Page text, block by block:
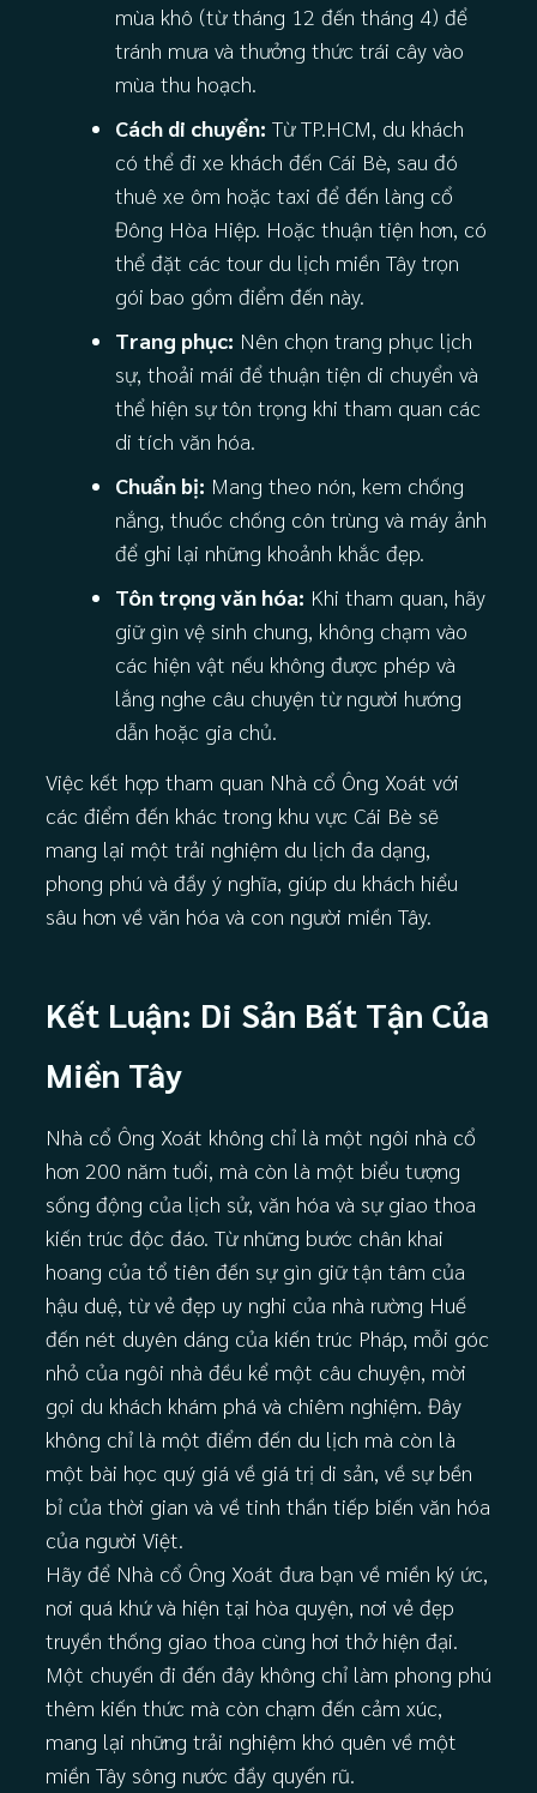
mùa khô (từ tháng 12 đến tháng 4) để
tránh mưa và thưởng thức trái cây vào
mùa thu hoạch.
Cách di chuyển: Từ TP.HCM, du khách
có thể đi xe khách đến Cái Bè, sau đó
thuê xe ôm hoặc taxi để đến làng cổ
Đông Hòa Hiệp. Hoặc thuận tiện hơn, có
thể đặt các tour du lịch miền Tây trọn
gói bao gồm điểm đến này.
Trang phục: Nên chọn trang phục lịch
sự, thoải mái để thuận tiện di chuyển và
thể hiện sự tôn trọng khi tham quan các
di tích văn hóa.
Chuẩn bị: Mang theo nón, kem chống
nắng, thuốc chống côn trùng và máy ảnh
để ghi lại những khoảnh khắc đẹp.
Tôn trọng văn hóa: Khi tham quan, hãy
giữ gìn vệ sinh chung, không chạm vào
các hiện vật nếu không được phép và
lắng nghe câu chuyện từ người hướng
dẫn hoặc gia chủ.
Việc kết hợp tham quan Nhà cổ Ông Xoát với
các điểm đến khác trong khu vực Cái Bè sẽ
mang lại một trải nghiệm du lịch đa dạng,
phong phú và đầy ý nghĩa, giúp du khách hiểu
sâu hơn về văn hóa và con người miền Tây.
Kết Luận: Di Sản Bất Tận Của
Miền Tây
Nhà cổ Ông Xoát không chỉ là một ngôi nhà cổ
hơn 200 năm tuổi, mà còn là một biểu tượng
sống động của lịch sử, văn hóa và sự giao thoa
kiến trúc độc đáo. Từ những bước chân khai
hoang của tổ tiên đến sự gìn giữ tận tâm của
hậu duệ, từ vẻ đẹp uy nghi của nhà rường Huế
đến nét duyên dáng của kiến trúc Pháp, mỗi góc
nhỏ của ngôi nhà đều kể một câu chuyện, mời
gọi du khách khám phá và chiêm nghiệm. Đây
không chỉ là một điểm đến du lịch mà còn là
một bài học quý giá về giá trị di sản, về sự bền
bỉ của thời gian và về tinh thần tiếp biến văn hóa
của người Việt.
Hãy để Nhà cổ Ông Xoát đưa bạn về miền ký ức,
nơi quá khứ và hiện tại hòa quyện, nơi vẻ đẹp
truyền thống giao thoa cùng hơi thở hiện đại.
Một chuyến đi đến đây không chỉ làm phong phú
thêm kiến thức mà còn chạm đến cảm xúc,
mang lại những trải nghiệm khó quên về một
miền Tây sông nước đầy quyến rũ.